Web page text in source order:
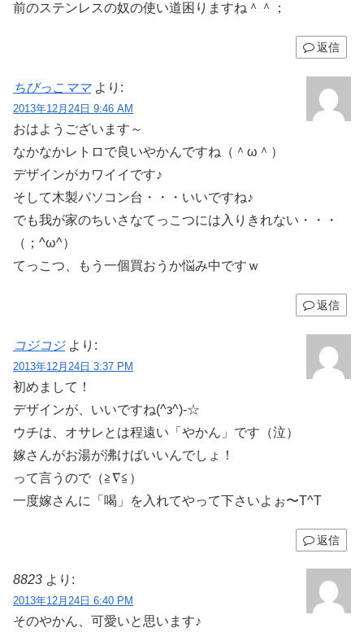
前のステンレスの奴の使い道困りますね＾＾；
返信
ちびっこママ より:
2013年12月24日 9:46 AM
おはようございます～
なかなかレトロで良いやかんですね（＾ω＾）
デザインがカワイイです♪
そして木製パソコン台・・・いいですね♪
でも我が家のちいさなてっこつには入りきれない・・・
（；^ω^）
てっこつ、もう一個買おうか悩み中ですｗ
返信
コジコジ より:
2013年12月24日 3:37 PM
初めまして！
デザインが、いいですね(^з^)-☆
ウチは、オサレとは程遠い「やかん」です（泣）
嫁さんがお湯が沸けばいいんでしょ！
って言うので（≧∇≦）
一度嫁さんに「喝」を入れてやって下さいよぉ〜T^T
返信
8823 より:
2013年12月24日 6:40 PM
そのやかん、可愛いと思います♪